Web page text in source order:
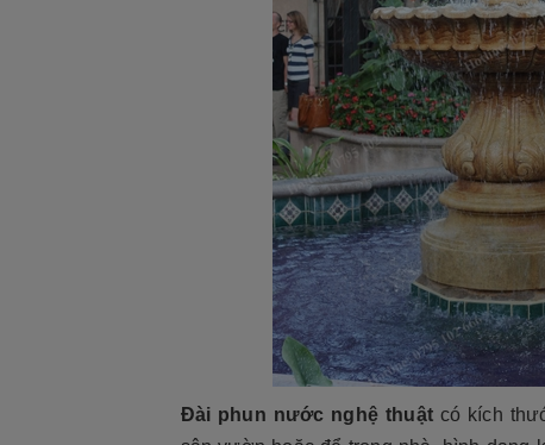
Đài phun nước nghệ thuật có kích